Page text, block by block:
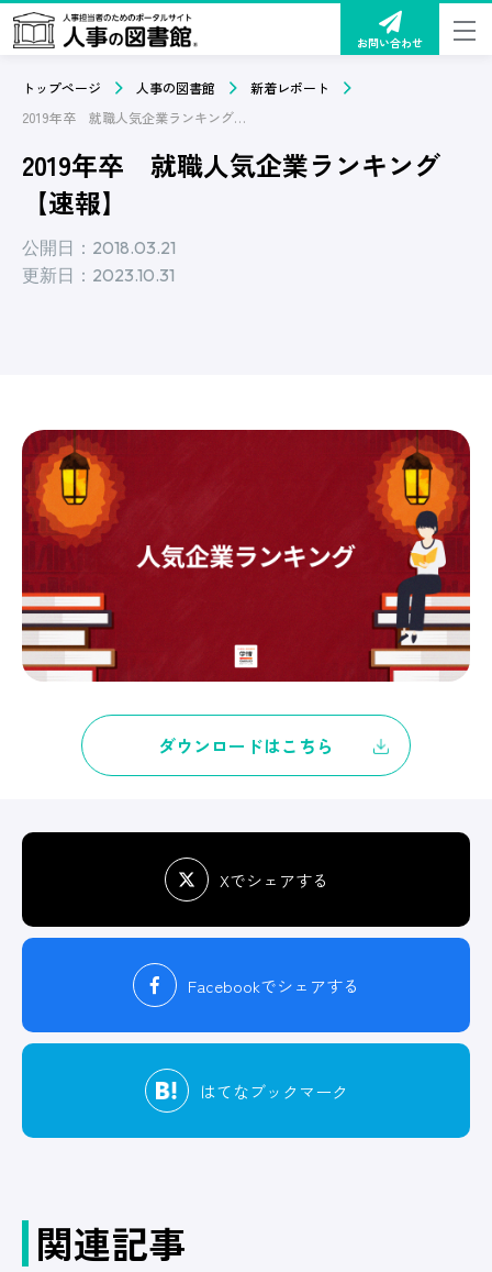
お問い合わせ
トップページ 人事の図書館
新着レポート
2019年卒 就職人気企業ランキング【速報】
2019年卒 就職人気企業ランキング
【速報】
公開日：2018.03.21
更新日：2023.10.31
ダウンロードはこちら
Xでシェアする
Facebookでシェアする
はてなブックマーク
関連記事